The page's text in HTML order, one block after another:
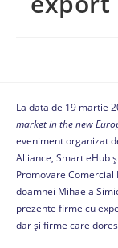
La data de 19 martie
market in the new
eveniment organizat
Alliance, Smart eHub
Promovare Comercial
doamnei Mihaela
prezente firme cu
dar și firme care